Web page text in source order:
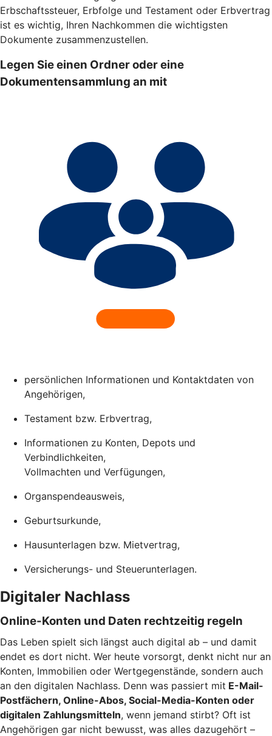
Erbschaftssteuer, Erbfolge und Testament oder Erbvertrag
ist es wichtig, Ihren Nachkommen die wichtigsten
Dokumente zusammenzustellen.
Legen Sie einen Ordner oder eine
Dokumentensammlung an mit
persönlichen Informationen und Kontaktdaten von
Angehörigen,
Testament bzw. Erbvertrag,
Informationen zu Konten, Depots und
Verbindlichkeiten,
Vollmachten und Verfügungen,
Organspendeausweis,
Geburtsurkunde,
Hausunterlagen bzw. Mietvertrag,
Versicherungs- und Steuerunterlagen.
Digitaler Nachlass
Online-Konten und Daten rechtzeitig regeln
Das Leben spielt sich längst auch digital ab – und damit
endet es dort nicht. Wer heute vorsorgt, denkt nicht nur an
Konten, Immobilien oder Wertgegenstände, sondern auch
an den digitalen Nachlass. Denn was passiert mit E-Mail-
Postfächern, Online-Abos, Social-Media-Konten oder
digitalen Zahlungsmitteln, wenn jemand stirbt? Oft ist
Angehörigen gar nicht bewusst, was alles dazugehört –